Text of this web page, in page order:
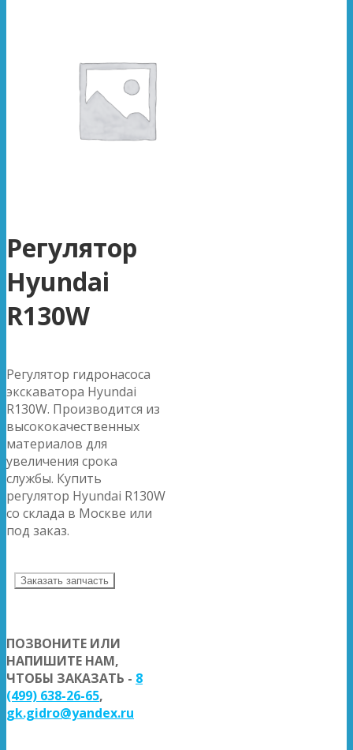
Регулятор
Hyundai
R130W
Регулятор гидронасоса
экскаватора Hyundai
R130W. Производится из
высококачественных
материалов для
увеличения срока
службы. Купить
регулятор Hyundai R130W
со склада в Москве или
под заказ.
Заказать запчасть
ПОЗВОНИТЕ ИЛИ
НАПИШИТЕ НАМ,
ЧТОБЫ ЗАКАЗАТЬ - 8
(499) 638-26-65,
gk.gidro@yandex.ru